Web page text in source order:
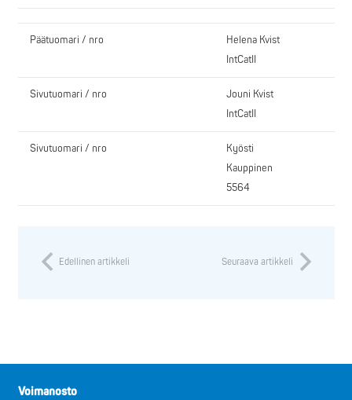
Päätuomari / nro
Helena Kvist
IntCatII
Sivutuomari / nro
Jouni Kvist
IntCatII
Sivutuomari / nro
Kyösti
Kauppinen
5564
Edellinen artikkeli Seuraava artikkeli
Voimanosto